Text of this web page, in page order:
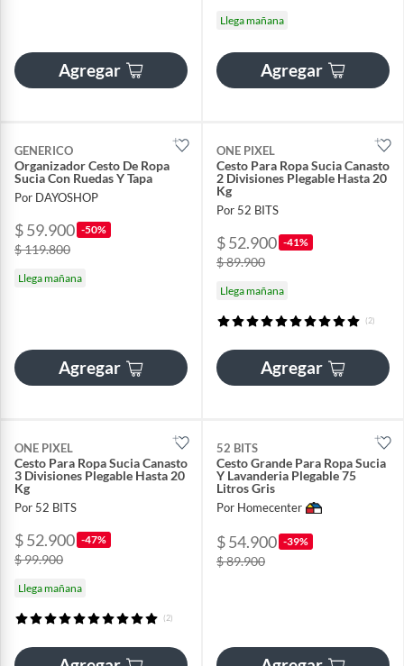
Agregar
Llega mañana
Agregar
GENERICO
Organizador Cesto De Ropa
Sucia Con Ruedas Y Tapa
Por DAYOSHOP
$ 59.900 -50%
$ 119.800
Llega mañana
Agregar
ONE PIXEL
Cesto Para Ropa Sucia Canasto
2 Divisiones Plegable Hasta 20
Kg
Por 52 BITS
$ 52.900 -41%
$ 89.900
Llega mañana
(2)
Agregar
ONE PIXEL
Cesto Para Ropa Sucia Canasto
3 Divisiones Plegable Hasta 20
Kg
Por 52 BITS
$ 52.900 -47%
$ 99.900
Llega mañana
(2)
52 BITS
Cesto Grande Para Ropa Sucia
Y Lavanderia Plegable 75
Litros Gris
Por Homecenter
$ 54.900 -39%
$ 89.900